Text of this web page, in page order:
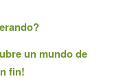
un mundo de
fin!